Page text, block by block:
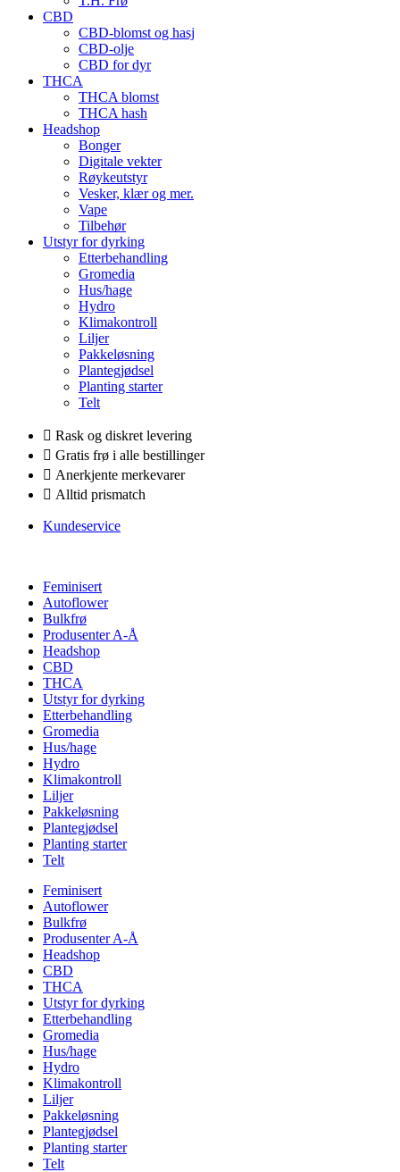
CBD
CBD-blomst og hasj
CBD-olje
CBD for dyr
THCA
THCA blomst
THCA hash
Headshop
Bonger
Digitale vekter
Røykeutstyr
Vesker, klær og mer.
Vape
Tilbehør
Utstyr for dyrking
Etterbehandling
Gromedia
Hus/hage
Hydro
Klimakontroll
Liljer
Pakkeløsning
Plantegjødsel
Planting starter
Telt
Rask og diskret levering
Gratis frø i alle bestillinger
Anerkjente merkevarer
Alltid prismatch
Kundeservice
Feminisert
Autoflower
Bulkfrø
Produsenter A-Å
Headshop
CBD
THCA
Utstyr for dyrking
Etterbehandling
Gromedia
Hus/hage
Hydro
Klimakontroll
Liljer
Pakkeløsning
Plantegjødsel
Planting starter
Telt
Feminisert
Autoflower
Bulkfrø
Produsenter A-Å
Headshop
CBD
THCA
Utstyr for dyrking
Etterbehandling
Gromedia
Hus/hage
Hydro
Klimakontroll
Liljer
Pakkeløsning
Plantegjødsel
Planting starter
Telt